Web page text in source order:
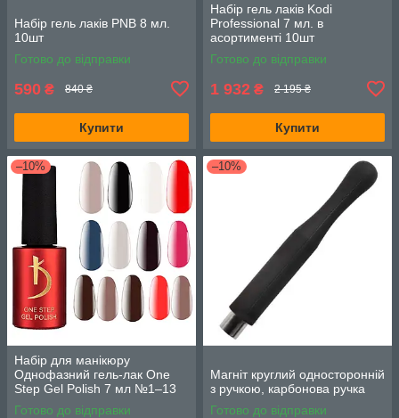
Набір гель лаків PNB 8 мл.
10шт
Готово до відправки
590 ₴ 840 ₴
Купити
Набір гель лаків Kodi
Professional 7 мл. в
асортименті 10шт
Готово до відправки
1 932 ₴ 2 195 ₴
Купити
–10%
Набір для манікюру
Однофазний гель-лак One
Step Gel Polish 7 мл №1–13
13 шт
Готово до відправки
–10%
Магніт круглий односторонній
з ручкою, карбонова ручка
Готово до відправки